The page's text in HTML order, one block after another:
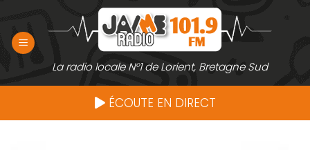
contenu
La radio locale N°1 de Lorient, Bretagne Sud
ÉCOUTE EN DIRECT